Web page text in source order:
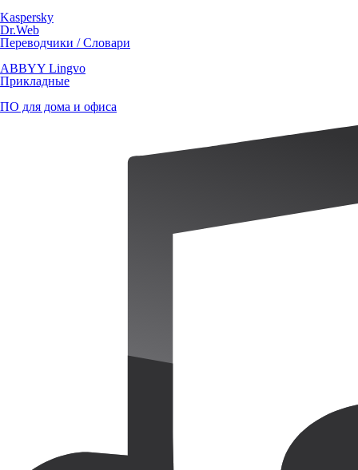
Kaspersky
Dr.Web
Переводчики / Словари
ABBYY Lingvo
Прикладные
ПО для дома и офиса